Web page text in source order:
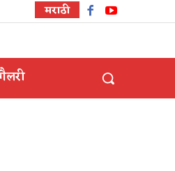
मराठी